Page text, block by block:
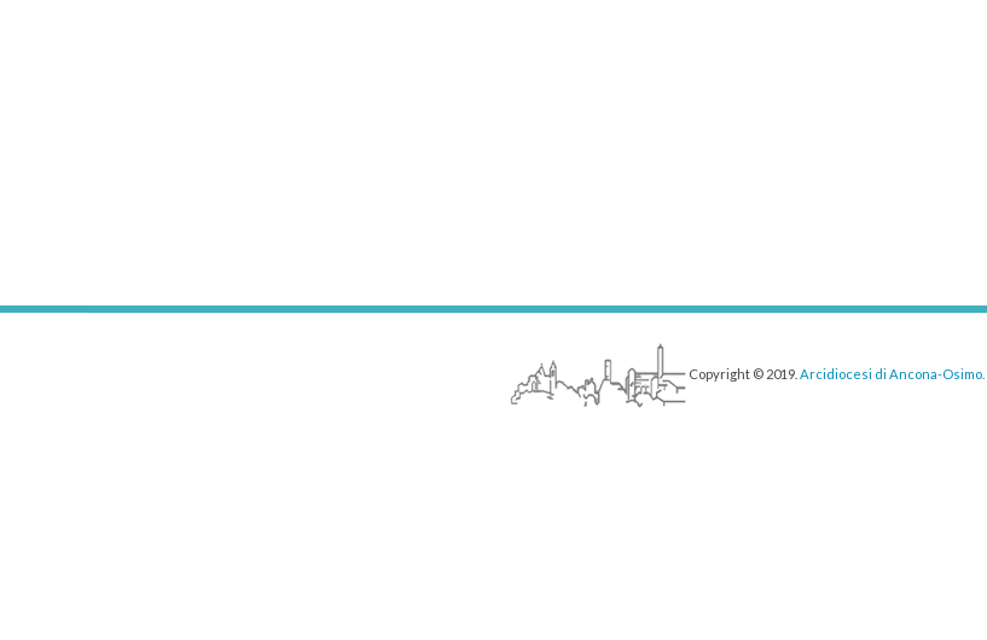
Copyright © 2019. Arcidiocesi di Ancona-Osimo.